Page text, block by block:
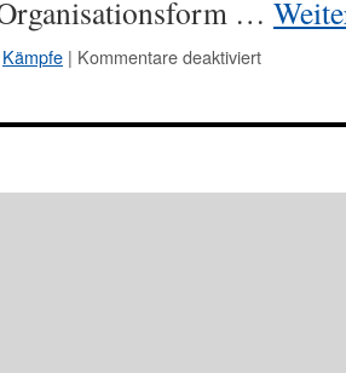
…
Kämpfe | Kommentare deaktiviert